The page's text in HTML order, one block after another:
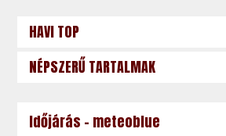
HAVI TOP
NÉPSZERŰ TARTALMAK
Időjárás - meteoblue